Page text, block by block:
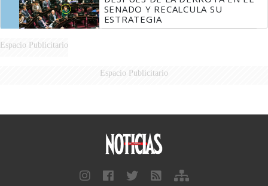
SENADO Y RECALCULA SU
ESTRATEGIA
Espacio Publicitario
Espacio Publicitario